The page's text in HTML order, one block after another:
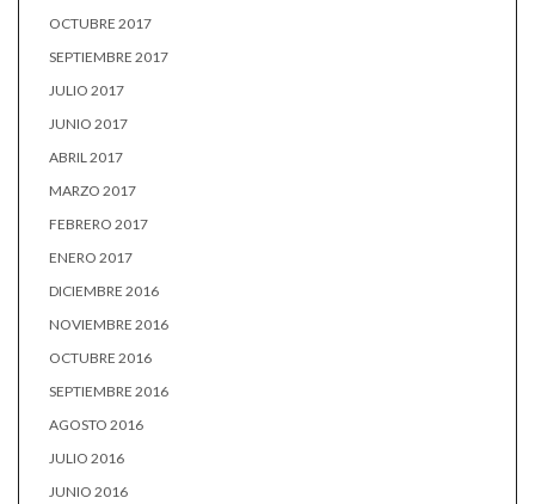
OCTUBRE 2017
SEPTIEMBRE 2017
JULIO 2017
JUNIO 2017
ABRIL 2017
MARZO 2017
FEBRERO 2017
ENERO 2017
DICIEMBRE 2016
NOVIEMBRE 2016
OCTUBRE 2016
SEPTIEMBRE 2016
AGOSTO 2016
JULIO 2016
JUNIO 2016